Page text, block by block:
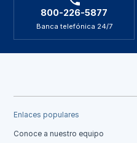
800-226-5877
Banca telefónica 24/7
Enlaces populares
Conoce a nuestro equipo